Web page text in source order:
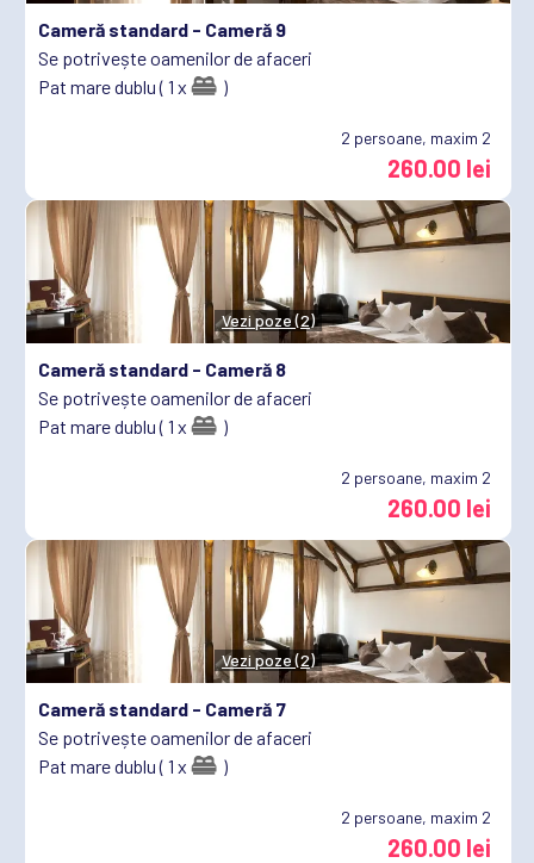
Cameră standard - Cameră 9
Se potrivește oamenilor de afaceri
Pat mare dublu ( 1 x
)
2 persoane, maxim 2
260.00 lei
Vezi poze (2)
Cameră standard - Cameră 8
Se potrivește oamenilor de afaceri
Pat mare dublu ( 1 x
)
2 persoane, maxim 2
260.00 lei
Vezi poze (2)
Cameră standard - Cameră 7
Se potrivește oamenilor de afaceri
Pat mare dublu ( 1 x
)
2 persoane, maxim 2
260.00 lei